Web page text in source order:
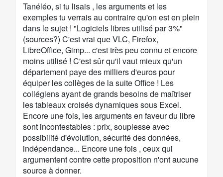
Tanéléo, si tu lisais , les arguments et les
exemples tu verrais au contraire qu'on est en plein
dans le sujet ! "Logiciels libres utilisé par 3%"
(sources?) C'est vrai que VLC, Firefox,
LibreOffice, Gimp... c'est très peu connu et encore
moins utilisé ! C'est sûr qu'il vaut mieux qu'un
département paye des milliers d'euros pour
équiper les collèges de la suite Office ! Les
collégiens ayant de grands besoins de maîtriser
les tableaux croisés dynamiques sous Excel.
Encore une fois, les arguments en faveur du libre
sont incontestables : prix, souplesse avec
possibilité d'évolution, sécurité des données,
indépendance... Encore une fois , ceux qui
argumentent contre cette proposition n'ont aucune
source à donner.